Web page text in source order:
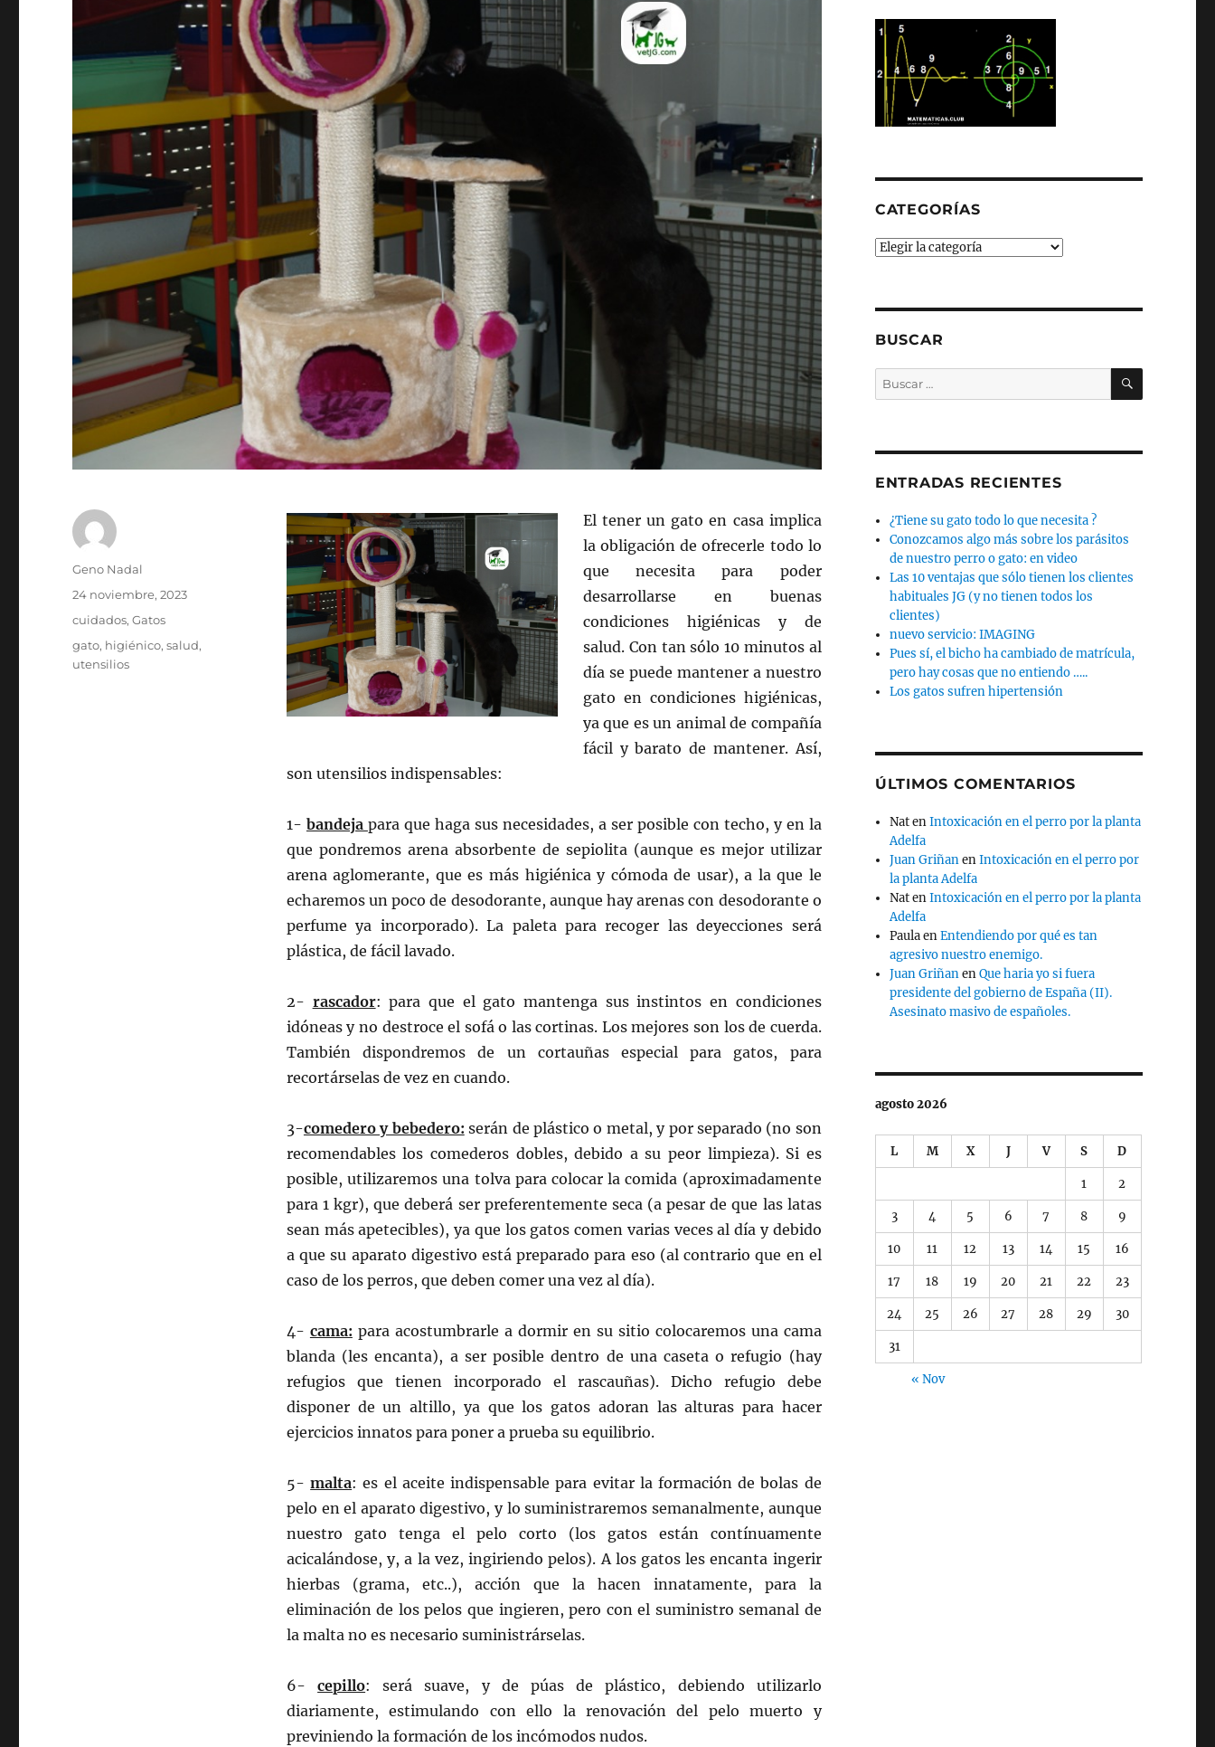
El tener un gato en casa implica
la obligación de ofrecerle todo lo
que necesita para poder
desarrollarse en buenas
condiciones higiénicas y de
salud. Con tan sólo 10 minutos al
día se puede mantener a nuestro
gato en condiciones higiénicas,
ya que es un animal de compañía
fácil y barato de mantener. Así,
son utensilios indispensables:
1- bandeja para que haga sus necesidades, a ser posible con techo, y en la
que pondremos arena absorbente de sepiolita (aunque es mejor utilizar
arena aglomerante, que es más higiénica y cómoda de usar), a la que le
echaremos un poco de desodorante, aunque hay arenas con desodorante o
perfume ya incorporado). La paleta para recoger las deyecciones será
plástica, de fácil lavado.
2- rascador: para que el gato mantenga sus instintos en condiciones
idóneas y no destroce el sofá o las cortinas. Los mejores son los de cuerda.
También dispondremos de un cortauñas especial para gatos, para
recortárselas de vez en cuando.
3-comedero y bebedero: serán de plástico o metal, y por separado (no son
recomendables los comederos dobles, debido a su peor limpieza). Si es
posible, utilizaremos una tolva para colocar la comida (aproximadamente
para 1 kgr), que deberá ser preferentemente seca (a pesar de que las latas
sean más apetecibles), ya que los gatos comen varias veces al día y debido
a que su aparato digestivo está preparado para eso (al contrario que en el
caso de los perros, que deben comer una vez al día).
4- cama: para acostumbrarle a dormir en su sitio colocaremos una cama
blanda (les encanta), a ser posible dentro de una caseta o refugio (hay
refugios que tienen incorporado el rascauñas). Dicho refugio debe
disponer de un altillo, ya que los gatos adoran las alturas para hacer
ejercicios innatos para poner a prueba su equilibrio.
5-malta: es el aceite indispensable para evitar la formación de bolas de
pelo en el aparato digestivo, y lo suministraremos semanalmente, aunque
nuestro gato tenga el pelo corto (los gatos están contínuamente
acicalándose, y, a la vez, ingiriendo pelos). A los gatos les encanta ingerir
hierbas (grama, etc..), acción que la hacen innatamente, para la
eliminación de los pelos que ingieren, pero con el suministro semanal de
la malta no es necesario suministrárselas.
6-cepillo: será suave, y de púas de plástico, debiendo utilizarlo
diariamente, estimulando con ello la renovación del pelo muerto y
previniendo la formación de los incómodos nudos.
Autor
Geno Nadal
Publicado
24 noviembre, 2023
Categorías
cuidados,Gatos
Etiquetas
gato, higiénico,salud,
utensilios
CATEGORÍAS
Categorías
BUSCAR
Buscar
por:
BUSCAR
ENTRADAS RECIENTES
¿Tiene su gato todo lo que necesita ?
Conozcamos algo más sobre los parásitos
de nuestro perro o gato: en video
Las 10 ventajas que sólo tienen los clientes
habituales JG (y no tienen todos los
clientes)
nuevo servicio: IMAGING
Pues sí, el bicho ha cambiado de matrícula,
pero hay cosas que no entiendo …..
Los gatos sufren hipertensión
ÚLTIMOS COMENTARIOS
NatenIntoxicación en el perro por la planta
Adelfa
Juan GriñanenIntoxicación en el perro por
la planta Adelfa
NatenIntoxicación en el perro por la planta
Adelfa
PaulaenEntendiendo por qué es tan
agresivo nuestro enemigo.
Juan GriñanenQue haria yo si fuera
presidente del gobierno de España (II).
Asesinato masivo de españoles.
agosto 2026
L M X J V S D
1 2
3 4 5 6 7 8 9
10 11 12 13 14 15 16
17 18 19 20 21 22 23
24 25 26 27 28 29 30
31
« Nov